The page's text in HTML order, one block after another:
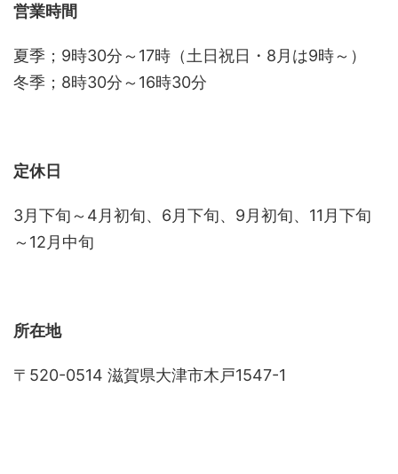
営業時間
夏季；9時30分～17時（土日祝日・8月は9時～）
冬季；8時30分～16時30分
定休日
3月下旬～4月初旬、6月下旬、9月初旬、11月下旬
～12月中旬
所在地
〒520-0514 滋賀県大津市木戸1547-1